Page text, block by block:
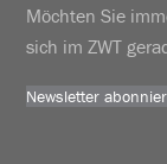
Möchten Sie
sich im ZWT
Newsletter